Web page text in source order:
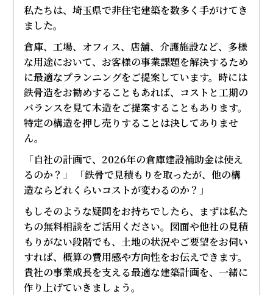
私たちは、埼玉県で非住宅建築を数多く手がけてき
ました。
倉庫、工場、オフィス、店舗、介護施設など、多様
な用途において、お客様の事業課題を解決するため
に最適なプランニングをご提案しています。時には
鉄骨造をお勧めすることもあれば、コストと工期の
バランスを見て木造をご提案することもあります。
特定の構造を押し売りすることは決してありませ
ん。
「自社の計画で、2026年の倉庫建設補助金は使え
るのか？」 「鉄骨で見積もりを取ったが、他の構
造ならどれくらいコストが変わるのか？」
もしそのような疑問をお持ちでしたら、まずは私た
ちの無料相談をご活用ください。図面や他社の見積
もりがない段階でも、土地の状況やご要望をお伺い
すれば、概算の費用感や方向性をお伝えできます。
貴社の事業成長を支える最適な建築計画を、一緒に
作り上げていきましょう。